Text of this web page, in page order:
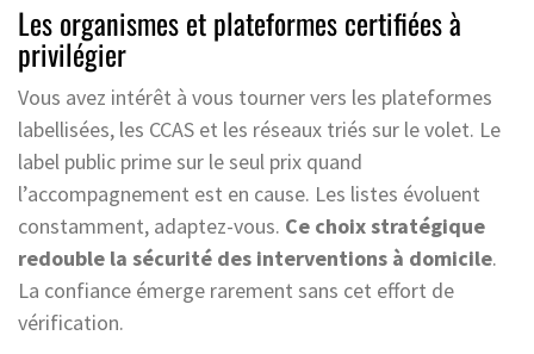
Les organismes et plateformes certifiées à
privilégier
Vous avez intérêt à vous tourner vers les plateformes
labellisées, les CCAS et les réseaux triés sur le volet. Le
label public prime sur le seul prix quand
l’accompagnement est en cause. Les listes évoluent
constamment, adaptez-vous. Ce choix stratégique
redouble la sécurité des interventions à domicile.
La confiance émerge rarement sans cet effort de
vérification.